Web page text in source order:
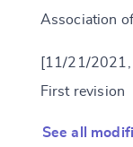
Association
[11/21/2021,
First revision
See all